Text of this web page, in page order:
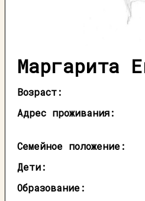
Маргарита
Возраст:
Адрес проживания:
Семейное положение:
Дети:
Образование: